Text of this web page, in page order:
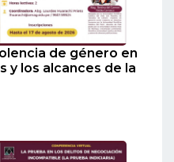
de género en
y los alcances de la